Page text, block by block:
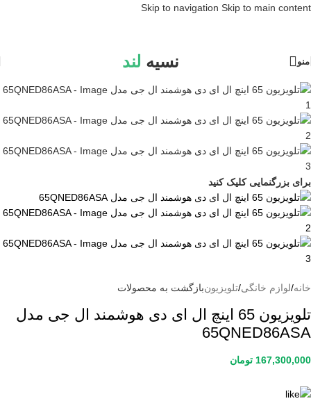
Skip to navigation Skip to main content
منو نسیه لند
برای بزرگنمایی کلیک کنید
خانه/لوازم خانگی/تلویزیونبازگشت به محصولات
تلویزیون 65 اینچ ال ای دی هوشمند ال جی مدل
65QNED86ASA
167,300,000 تومان